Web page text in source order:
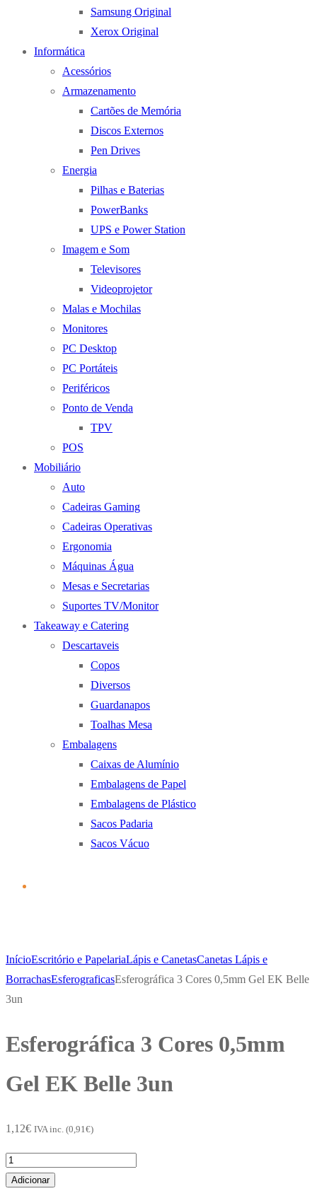
Samsung Original
Xerox Original
Informática
Acessórios
Armazenamento
Cartões de Memória
Discos Externos
Pen Drives
Energia
Pilhas e Baterias
PowerBanks
UPS e Power Station
Imagem e Som
Televisores
Videoprojetor
Malas e Mochilas
Monitores
PC Desktop
PC Portáteis
Periféricos
Ponto de Venda
TPV
POS
Mobiliário
Auto
Cadeiras Gaming
Cadeiras Operativas
Ergonomia
Máquinas Água
Mesas e Secretarias
Suportes TV/Monitor
Takeaway e Catering
Descartaveis
Copos
Diversos
Guardanapos
Toalhas Mesa
Embalagens
Caixas de Alumínio
Embalagens de Papel
Embalagens de Plástico
Sacos Padaria
Sacos Vácuo
InícioEscritório e PapelariaLápis e CanetasCanetas Lápis e
BorrachasEsferograficasEsferográfica 3 Cores 0,5mm Gel EK Belle
3un
Esferográfica 3 Cores 0,5mm
Gel EK Belle 3un
1,12€ IVA inc. (0,91 €)
Quantidade
deAdicionar